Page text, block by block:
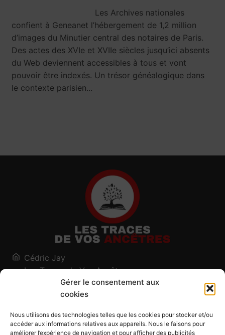
Gérer le consentement aux
cookies
Nous utilisons des technologies telles que les cookies pour stocker et/ou
accéder aux informations relatives aux appareils. Nous le faisons pour
améliorer l’expérience de navigation et pour afficher des publicités
Les Archives nationales
confient à Geneanet l’hébergement de 1,2 million
d’images du Minutier central des notaires de Paris.
Des actes des XVIe et XVIIe siècles jusqu’ici absents
du Web deviennent accessibles à tous et vont
pouvoir être indexés. Un trésor généalogique dans
le contexte parisien...
Cédric Jay
Les Traces de Vos Ancêtres
120, chemin des Salines
73200 Albertville - Savoie
Blog